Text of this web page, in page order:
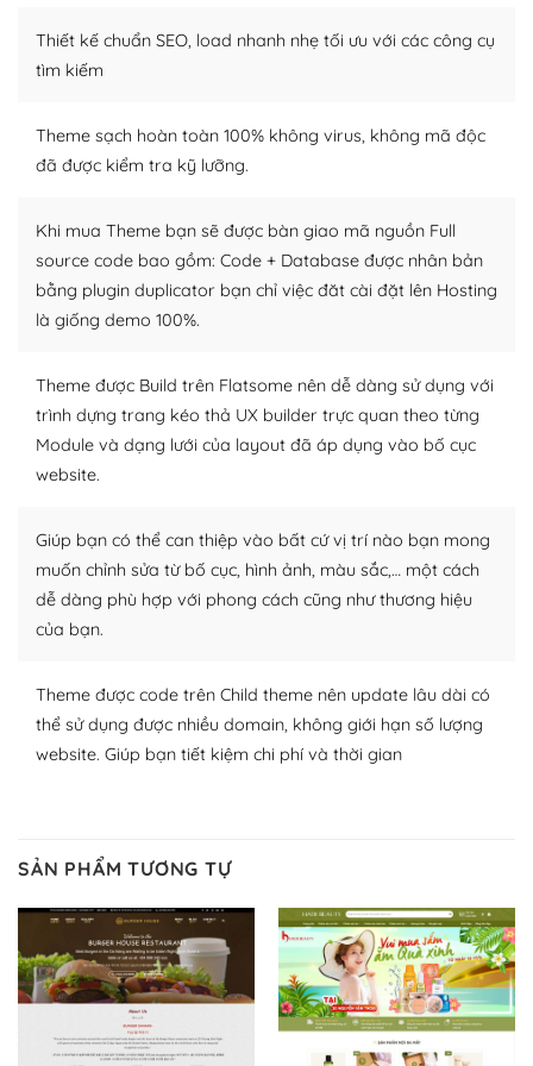
WordPress là nơi lưu trữ cho một diễn đàn cộng đồng
người cuồng tín WordPress.
Nếu bạn gặp khó khăn, bạn có thể lên mạng và tìm
lời, giải đáp vấn đề của bạn.
Cộng đồng sử dụng WordPress sẵn sàng hỗ trợ bạn
– Đa dạng plugin và themes
Plugin mở rộng là thành phần cài đặt thêm vào
WordPress để tăng thêm các tính năng cần thiết. Có
nhiều plugin trả phí hoặc miễn phí.
Nhờ lượng người dùng đông đảo, thư viện themes và
thích chọn lựa plugin và themes phù hợp cho mục đích
lập website của mình.
WordPress đa dạng plugin và themes
Với mọi Hosting bất kỳ thì WordPress đều có thể dễ
dàng thiết lập vì thực tế nó đã cung cấp khoảng 60%
trang web WordPress của bạn.
Dễ dàng lựa chọn Hosting cho website WordPress
– Bảo mật cực tốt
Vì WordPress hiện là nền tảng xây dựng trang web và
blog lớn nhất trên thế giới, quan trọng nhất là bảo vệ
nội dung của mình khỏi các cuộc tấn công spam.
Thiết kế chuẩn SEO, load nhanh nhẹ tối ưu với các công cụ
tìm kiếm
Theme sạch hoàn toàn 100% không virus, không mã độc
đã được kiểm tra kỹ lưỡng.
Khi mua Theme bạn sẽ được bàn giao mã nguồn Full
source code bao gồm: Code + Database được nhân bản
bằng plugin duplicator bạn chỉ việc đăt cài đặt lên Hosting
là giống demo 100%.
Theme được Build trên Flatsome nên dễ dàng sử dụng với
trình dựng trang kéo thả UX builder trực quan theo từng
Module và dạng lưới của layout đã áp dụng vào bố cục
website.
Giúp bạn có thể can thiệp vào bất cứ vị trí nào bạn mong
muốn chỉnh sửa từ bố cục, hình ảnh, màu sắc,… một cách
dễ dàng phù hợp với phong cách cũng như thương hiệu
của bạn.
Theme được code trên Child theme nên update lâu dài có
thể sử dụng được nhiều domain, không giới hạn số lượng
website. Giúp bạn tiết kiệm chi phí và thời gian
SẢN PHẨM TƯƠNG TỰ